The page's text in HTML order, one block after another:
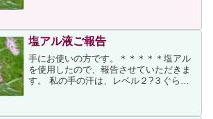
閉法にて使用したところ、全く汗が出な
くなりました。 3...
塩アル液ご報告
手にお使いの方です。＊＊＊＊＊塩アル
を使用したので、報告させていただきま
す。 私の手の汗は、レベル２?３ぐらい
てで、液をつけすぎてしまい、また、手